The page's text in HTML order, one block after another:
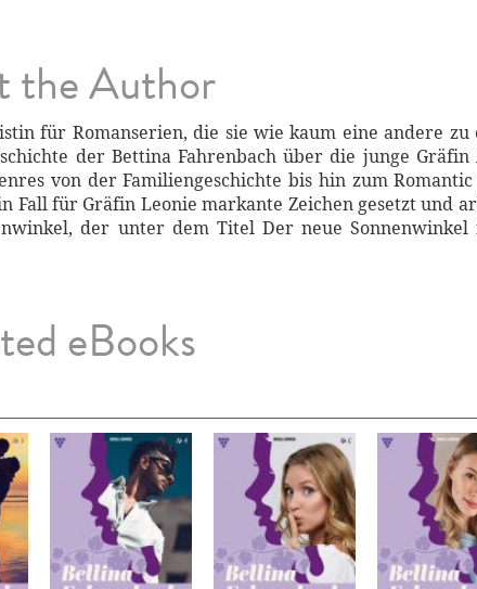
the Author
für Romanserien, die sie wie kaum eine andere
der Bettina Fahrenbach über die junge Gräfin
von der Familiengeschichte bis hin zum
Fall für Gräfin Leonie markante Zeichen gesetzt und
der unter dem Titel Der neue
eBooks